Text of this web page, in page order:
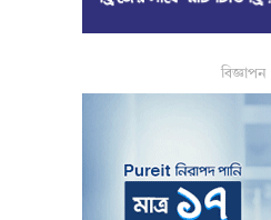
বিজ্ঞাপন